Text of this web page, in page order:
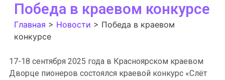
Победа в краевом конкурсе
Главная > Новости > Победа в краевом
конкурсе
17-18 сентября 2025 года в Красноярском краевом
Дворце пионеров состоялся краевой конкурс «Слёт